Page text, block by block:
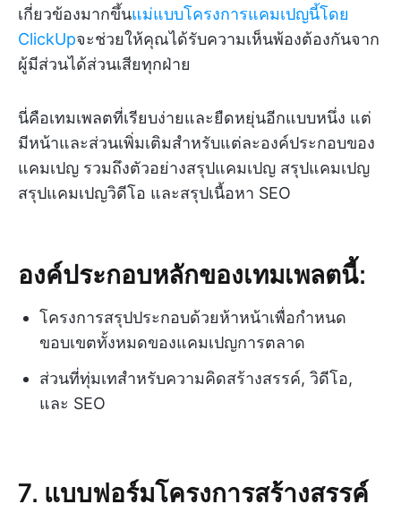
เกี่ยวข้องมากขึ้นแม่แบบโครงการแคมเปญนี้โดย
ClickUpจะช่วยให้คุณได้รับความเห็นพ้องต้องกันจาก
ผู้มีส่วนได้ส่วนเสียทุกฝ่าย
นี่คือเทมเพลตที่เรียบง่ายและยืดหยุ่นอีกแบบหนึ่ง แต่
มีหน้าและส่วนเพิ่มเติมสำหรับแต่ละองค์ประกอบของ
แคมเปญ รวมถึงตัวอย่างสรุปแคมเปญ สรุปแคมเปญ
สรุปแคมเปญวิดีโอ และสรุปเนื้อหา SEO
องค์ประกอบหลักของเทมเพลตนี้:
โครงการสรุปประกอบด้วยห้าหน้าเพื่อกำหนด
ขอบเขตทั้งหมดของแคมเปญการตลาด
ส่วนที่ทุ่มเทสำหรับความคิดสร้างสรรค์, วิดีโอ,
และ SEO
7. แบบฟอร์มโครงการสร้างสรรค์